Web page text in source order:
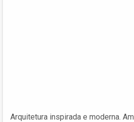
Arquitetura inspirada e moderna.